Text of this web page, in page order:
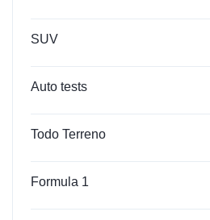
SUV
Auto tests
Todo Terreno
Formula 1